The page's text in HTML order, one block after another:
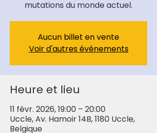
mutations du monde actuel.
Aucun billet en vente
Voir d'autres événements
Heure et lieu
11 févr. 2026, 19:00 – 20:00
Uccle, Av. Hamoir 14B, 1180 Uccle,
Belgique